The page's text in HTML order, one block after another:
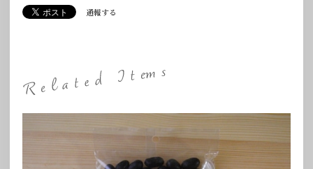
通報する